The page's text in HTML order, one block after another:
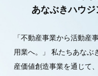
あなぶきハウ
「不動産事業から活動産
用業へ。」
私たちあなぶ
産価値創造事業を通じて